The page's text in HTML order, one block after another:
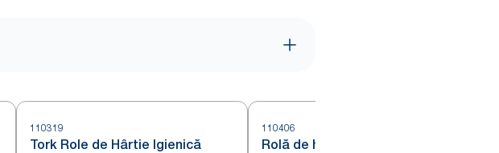
110319
Tork Role de Hârtie Igienică
110406
Rolă de hârtie igienică obișnuită